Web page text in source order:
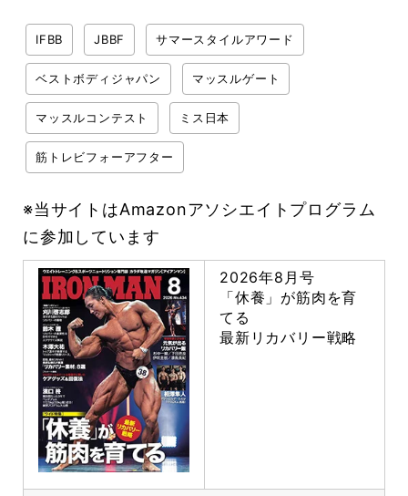
IFBB JBBF サマースタイルアワード
ベストボディジャパン マッスルゲート
マッスルコンテスト ミス日本
筋トレビフォーアフター
※当サイトはAmazonアソシエイトプログラム
に参加しています
2026年8月号
「休養」が筋肉を育
てる
最新リカバリー戦略